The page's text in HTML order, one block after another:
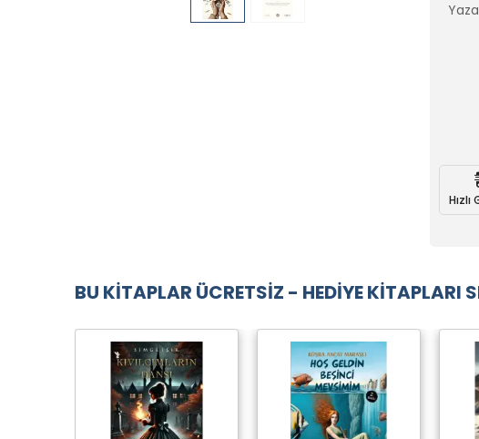
BU KİTAPLAR ÜCRETSİZ - HEDİYE KİTAPLARI